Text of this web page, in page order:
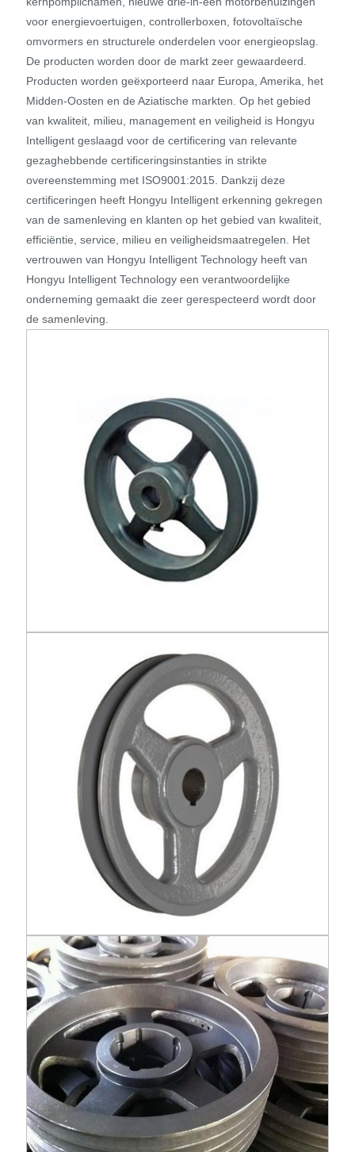
voor energievoertuigen, controllerboxen, fotovoltaïsche
omvormers en structurele onderdelen voor energieopslag.
De producten worden door de markt zeer gewaardeerd.
Producten worden geëxporteerd naar Europa, Amerika, het
Midden-Oosten en de Aziatische markten. Op het gebied
van kwaliteit, milieu, management en veiligheid is Hongyu
Intelligent geslaagd voor de certificering van relevante
gezaghebbende certificeringsinstanties in strikte
overeenstemming met ISO9001:2015. Dankzij deze
certificeringen heeft Hongyu Intelligent erkenning gekregen
van de samenleving en klanten op het gebied van kwaliteit,
efficiëntie, service, milieu en veiligheidsmaatregelen. Het
vertrouwen van Hongyu Intelligent Technology heeft van
Hongyu Intelligent Technology een verantwoordelijke
onderneming gemaakt die zeer gerespecteerd wordt door
de samenleving.